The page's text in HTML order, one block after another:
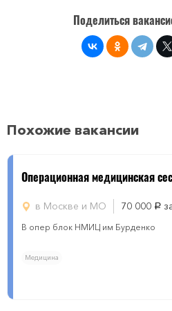
Поделиться
Похожие вакансии
Операционная медицинская
в Москве и МО 70 000 руб.
В опер блок НМИЦ им Бурденко
Медицина